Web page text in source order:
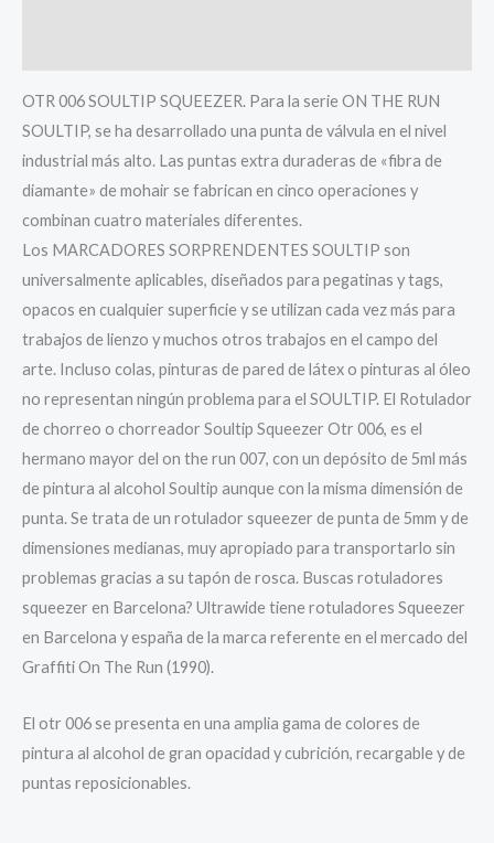
OTR 006 SOULTIP SQUEEZER. Para la serie ON THE RUN
SOULTIP, se ha desarrollado una punta de válvula en el nivel
industrial más alto. Las puntas extra duraderas de «fibra de
diamante» de mohair se fabrican en cinco operaciones y
combinan cuatro materiales diferentes.
Los MARCADORES SORPRENDENTES SOULTIP son
universalmente aplicables, diseñados para pegatinas y tags,
opacos en cualquier superficie y se utilizan cada vez más para
trabajos de lienzo y muchos otros trabajos en el campo del
arte. Incluso colas, pinturas de pared de látex o pinturas al óleo
no representan ningún problema para el SOULTIP. El Rotulador
de chorreo o chorreador Soultip Squeezer Otr 006, es el
hermano mayor del on the run 007, con un depósito de 5ml más
de pintura al alcohol Soultip aunque con la misma dimensión de
punta. Se trata de un rotulador squeezer de punta de 5mm y de
dimensiones medianas, muy apropiado para transportarlo sin
problemas gracias a su tapón de rosca. Buscas rotuladores
squeezer en Barcelona? Ultrawide tiene rotuladores Squeezer
en Barcelona y españa de la marca referente en el mercado del
Graffiti On The Run (1990).
El otr 006 se presenta en una amplia gama de colores de
pintura al alcohol de gran opacidad y cubrición, recargable y de
puntas reposicionables.